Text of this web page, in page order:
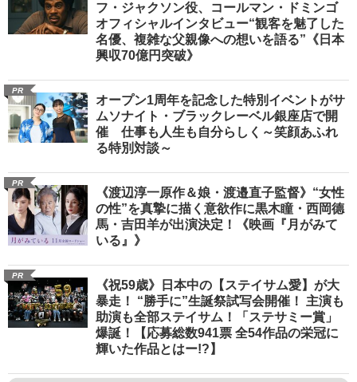
フ・ジャクソン役、コールマン・ドミンゴ
オフィシャルインタビュー“観客を魅了した
名優、複雑な父親像への想いを語る”《日本
興収70億円突破》
PR
オープン1周年を記念した特別イベントがサ
ムソナイト・ブラックレーベル銀座店で開
催 仕事も人生も自分らしく～笑顔あふれ
る特別対談～
PR
《渡辺淳一原作＆娘・渡邉直子監督》“女性
の性”を真摯に描く意欲作に黒木瞳・西岡德
馬・吉田羊が出演決定！《映画『月がみて
いる』》
PR
《祝59歳》日本中の【ステイサム愛】が大
暴走！ “勝手に”生誕祭試写会開催！ 主演も
助演も全部ステイサム！「ステサミー賞」
爆誕！【応募総数941票 全54作品の栄冠に
輝いた作品とはー!?】